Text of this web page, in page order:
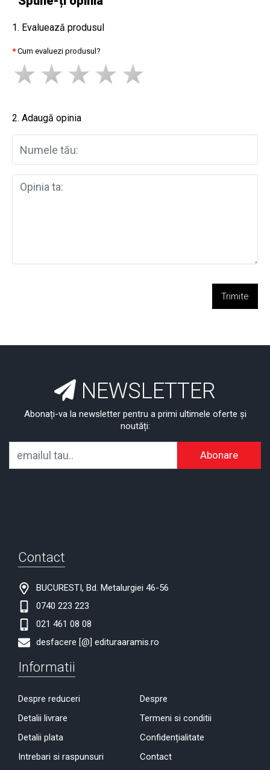
1. Evaluează produsul
Cum evaluezi produsul?
2. Adaugă opinia
Trimite
NEWSLETTER
Abonați-va la newsletter pentru a primi ultimele oferte și
noutăți:
Abonare
Contact
BUCURESTI, Bd. Metalurgiei 46-56
0740 223 223
021 461 08 08
desfacere [@] edituraaramis.ro
Informatii
Despre reduceri
Detalii livrare
Detalii plata
Intrebari si raspunsuri
Despre
Termeni si conditii
Confidențialitate
Contact